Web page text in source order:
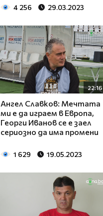
4 256 29.03.2023
22:16
Ангел Славков: Мечтата
ми е да играем в Европа,
Георги Иванов се е заел
сериозно да има промени
1 629 19.05.2023